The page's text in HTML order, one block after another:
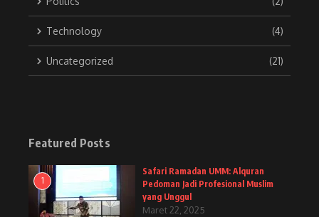
Technology (4)
Uncategorized (21)
Featured Posts
1
Safari Ramadan UMM: Alquran
Pedoman Jadi Profesional Muslim
yang Unggul
Maret 22, 2025